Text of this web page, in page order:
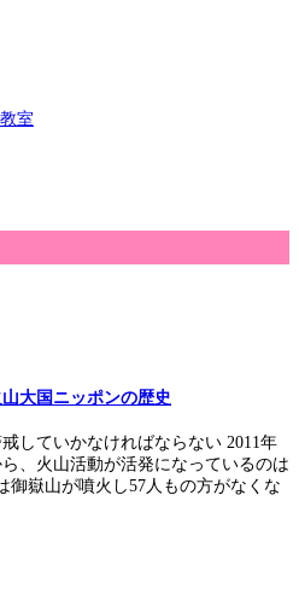
室
大国ニッポンの歴史
していかなければならない 2011年
、火山活動が活発になっているのは
御嶽山が噴火し57人もの方がなくな